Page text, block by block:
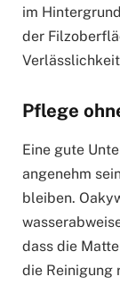
im
der
Pflege
Eine gute
angenehm
bleiben.
dass die
die Reinigung